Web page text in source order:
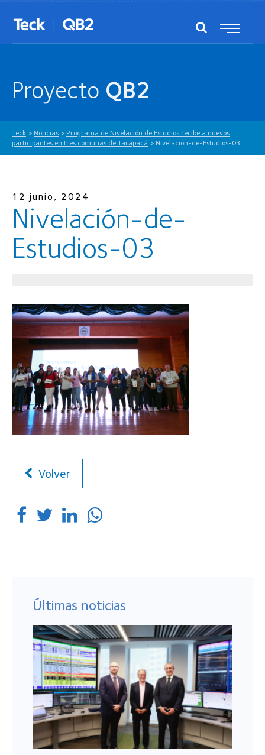
Proyecto QB2
Teck > Noticias > Programa de Nivelación de Estudios recibe a nuevos
participantes en tres comunas de Tarapacá > Nivelación-de-Estudios-03
12 junio, 2024
Nivelación-de-
Estudios-03
Volver
Últimas noticias